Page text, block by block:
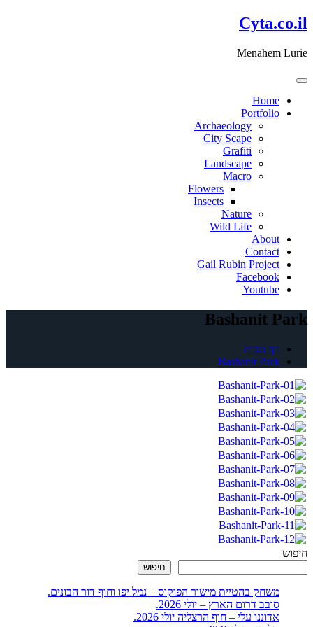
דלג
לתוכן
Cyta.co.il
Menahem Lurie
Home
Portfolio
Archaeology
City Scape
Grafiti
Landscape
Macro
Flowers
Insects
Nature
Wild Life
About
Contact
Gail Rubin Project
Facebook
Youtube
Bashanit Park
דף הבית
Bashanit Park
חיפוש
חיפוש
משחק בהטיית מישור הפוקוס – נמל יפו וחוף דור הבונים.
סובב דרום הארץ – יולי 2026.
אדוננו עלי – חוף הרצליה יולי 2026.